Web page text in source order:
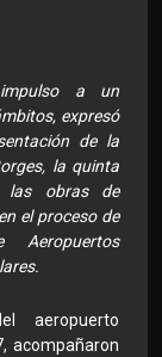
a un
expresó
de la
la quinta
las obras de
el proceso de
aeropuerto
acompañaron